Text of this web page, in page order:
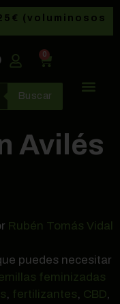
(voluminosos
0
Buscar
Avilés
Rubén Tomás Vidal
puedes necesitar
feminizadas
, fertilizantes, CBD,